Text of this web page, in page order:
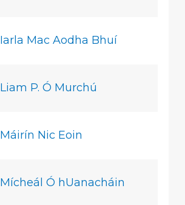
Iarla Mac Aodha Bhuí
Liam P. Ó Murchú
Máirín Nic Eoin
Mícheál Ó hUanacháin